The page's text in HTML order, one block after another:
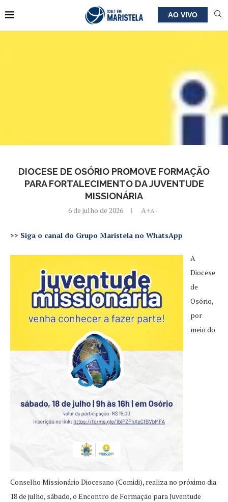
AO VIVO
DIOCESE DE OSÓRIO PROMOVE FORMAÇÃO
PARA FORTALECIMENTO DA JUVENTUDE
MISSIONÁRIA
6 de julho de 2026 A+A-
>> Siga o canal do Grupo Maristela no WhatsApp
A
Diocese
de
Osório,
por
meio do
Conselho Missionário Diocesano (Comidi), realiza no próximo dia
18 de julho, sábado, o Encontro de Formação para Juventude